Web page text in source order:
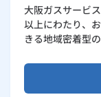
大阪ガスサービ
以上にわたり、
きる地域密着型